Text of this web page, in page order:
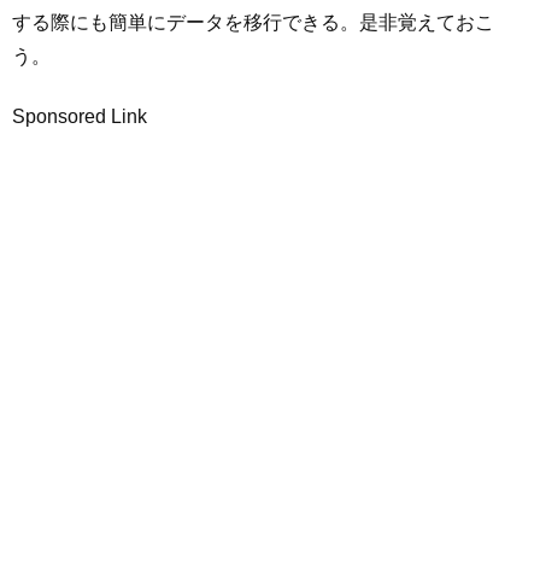
する際にも簡単にデータを移行できる。是非覚えておこ
う。
Sponsored Link